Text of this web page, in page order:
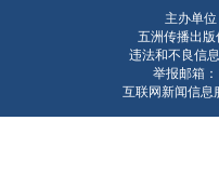
主办单
五洲传播出
违法和不良信
举报邮箱：
互联网新闻信息